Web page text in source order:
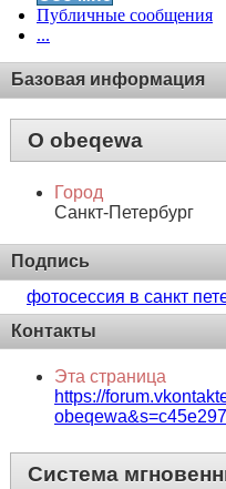
Публичные сообщения
...
Базовая информация
О obeqewa
Город
Санкт-Петербург
Подпись
фотосессия в санкт
Контакты
Эта страница
https://
Система